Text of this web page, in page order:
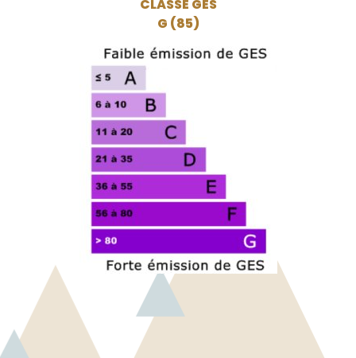
CLASSE GES
G (85)